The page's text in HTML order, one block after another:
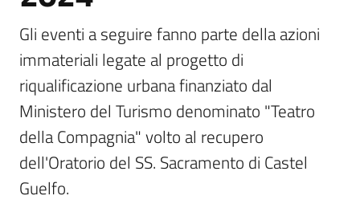
Vivere
Castel
Guelfo
Servizi
online
Gli eventi a seguire fanno parte della azioni
immateriali legate al progetto di
riqualificazione urbana finanziato dal
Ministero del Turismo denominato "Teatro
della Compagnia" volto al recupero
dell'Oratorio del SS. Sacramento di Castel
Guelfo.